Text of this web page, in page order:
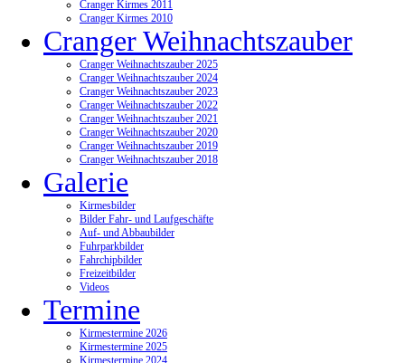
Cranger Kirmes 2011
Cranger Kirmes 2010
Cranger Weihnachtszauber
Cranger Weihnachtszauber 2025
Cranger Weihnachtszauber 2024
Cranger Weihnachtszauber 2023
Cranger Weihnachtszauber 2022
Cranger Weihnachtszauber 2021
Cranger Weihnachtszauber 2020
Cranger Weihnachtszauber 2019
Cranger Weihnachtszauber 2018
Galerie
Kirmesbilder
Bilder Fahr- und Laufgeschäfte
Auf- und Abbaubilder
Fuhrparkbilder
Fahrchipbilder
Freizeitbilder
Videos
Termine
Kirmestermine 2026
Kirmestermine 2025
Kirmestermine 2024